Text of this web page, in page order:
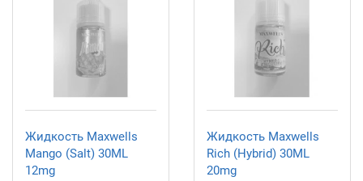
Жидкость Maxwells
Mango (Salt) 30ML
12mg
Жидкость Maxwells
Rich (Hybrid) 30ML
20mg